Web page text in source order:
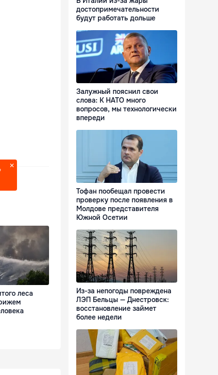
леса
достопримечательности
будут работать дольше
Залужный пояснил свои
слова: К НАТО много
вопросов, мы технологически
впереди
Тофан пообещал провести
проверку после появления в
Молдове представителя
Южной Осетии
Из-за непогоды повреждена
ЛЭП Бельцы — Днестровск:
восстановление займет
более недели